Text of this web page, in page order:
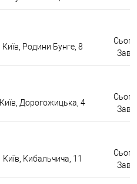
Київ, Родини Бунге, 8
Київ, Дорогожицька, 4
Київ, Кибальчича, 11